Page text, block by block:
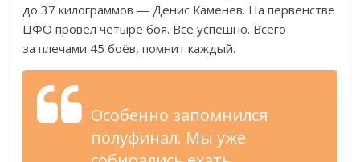
до 37 килограммов — Денис Каменев. На первенстве
ЦФО провел четыре боя. Все успешно. Всего
за плечами 45 боёв, помнит каждый.
Особенно запомнился
полуфинал. Мы уже